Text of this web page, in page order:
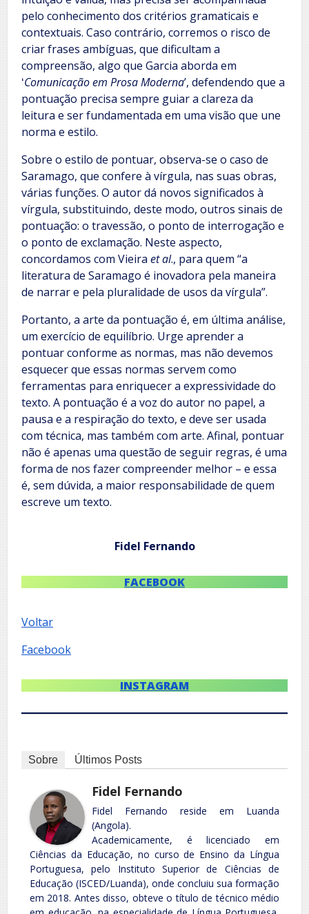
pelo conhecimento dos critérios gramaticais e
contextuais. Caso contrário, corremos o risco de
criar frases ambíguas, que dificultam a
compreensão, algo que Garcia aborda em
ʻComunicação em Prosa Modernaʼ, defendendo que a
pontuação precisa sempre guiar a clareza da
leitura e ser fundamentada em uma visão que une
norma e estilo.
Sobre o estilo de pontuar, observa-se o caso de
Saramago, que confere à vírgula, nas suas obras,
várias funções. O autor dá novos significados à
vírgula, substituindo, deste modo, outros sinais de
pontuação: o travessão, o ponto de interrogação e
o ponto de exclamação. Neste aspecto,
concordamos com Vieira et al., para quem “a
literatura de Saramago é inovadora pela maneira
de narrar e pela pluralidade de usos da vírgula”.
Portanto, a arte da pontuação é, em última análise,
um exercício de equilíbrio. Urge aprender a
pontuar conforme as normas, mas não devemos
esquecer que essas normas servem como
ferramentas para enriquecer a expressividade do
texto. A pontuação é a voz do autor no papel, a
pausa e a respiração do texto, e deve ser usada
com técnica, mas também com arte. Afinal, pontuar
não é apenas uma questão de seguir regras, é uma
forma de nos fazer compreender melhor – e essa
é, sem dúvida, a maior responsabilidade de quem
escreve um texto.
Fidel Fernando
FACEBOOK
Voltar
Facebook
INSTAGRAM
Sobre Últimos Posts
Fidel Fernando
Fidel Fernando reside em Luanda
(Angola).
Academicamente, é licenciado em
Ciências da Educação, no curso de Ensino da Língua
Portuguesa, pelo Instituto Superior de Ciências de
Educação (ISCED/Luanda), onde concluiu sua formação
em 2018. Antes disso, obteve o título de técnico médio